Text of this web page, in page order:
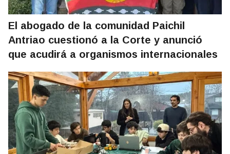
El abogado de la comunidad Paichil
Antriao cuestionó a la Corte y anunció
que acudirá a organismos internacionales